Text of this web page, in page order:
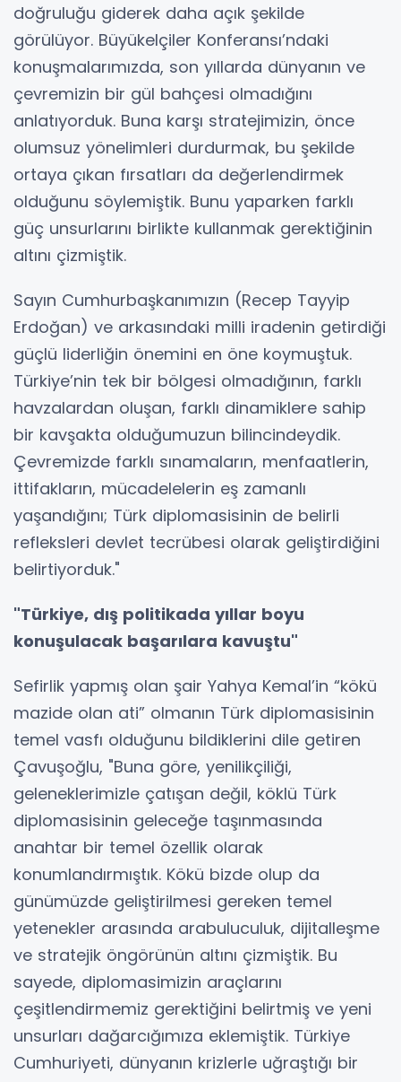
doğruluğu giderek daha açık şekilde
görülüyor. Büyükelçiler Konferansı’ndaki
konuşmalarımızda, son yıllarda dünyanın ve
çevremizin bir gül bahçesi olmadığını
anlatıyorduk. Buna karşı stratejimizin, önce
olumsuz yönelimleri durdurmak, bu şekilde
ortaya çıkan fırsatları da değerlendirmek
olduğunu söylemiştik. Bunu yaparken farklı
güç unsurlarını birlikte kullanmak gerektiğinin
altını çizmiştik.
Sayın Cumhurbaşkanımızın (Recep Tayyip
Erdoğan) ve arkasındaki milli iradenin getirdiği
güçlü liderliğin önemini en öne koymuştuk.
Türkiye’nin tek bir bölgesi olmadığının, farklı
havzalardan oluşan, farklı dinamiklere sahip
bir kavşakta olduğumuzun bilincindeydik.
Çevremizde farklı sınamaların, menfaatlerin,
ittifakların, mücadelelerin eş zamanlı
yaşandığını; Türk diplomasisinin de belirli
refleksleri devlet tecrübesi olarak geliştirdiğini
belirtiyorduk."
"Türkiye, dış politikada yıllar boyu
konuşulacak başarılara kavuştu"
Sefirlik yapmış olan şair Yahya Kemal’in “kökü
mazide olan ati” olmanın Türk diplomasisinin
temel vasfı olduğunu bildiklerini dile getiren
Çavuşoğlu, "Buna göre, yenilikçiliği,
geleneklerimizle çatışan değil, köklü Türk
diplomasisinin geleceğe taşınmasında
anahtar bir temel özellik olarak
konumlandırmıştık. Kökü bizde olup da
günümüzde geliştirilmesi gereken temel
yetenekler arasında arabuluculuk, dijitalleşme
ve stratejik öngörünün altını çizmiştik. Bu
sayede, diplomasimizin araçlarını
çeşitlendirmemiz gerektiğini belirtmiş ve yeni
unsurları dağarcığımıza eklemiştik. Türkiye
Cumhuriyeti, dünyanın krizlerle uğraştığı bir